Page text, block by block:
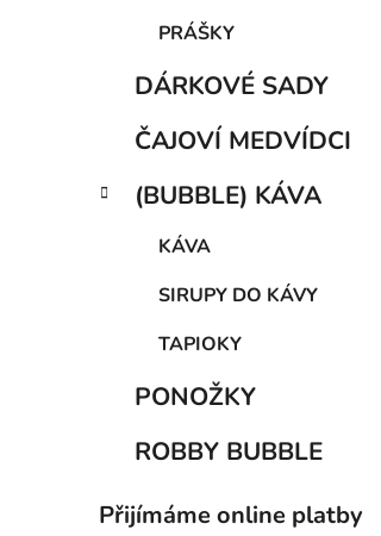
PRÁŠKY
DÁRKOVÉ SADY
ČAJOVÍ MEDVÍDCI
(BUBBLE) KÁVA
KÁVA
SIRUPY DO KÁVY
TAPIOKY
PONOŽKY
ROBBY BUBBLE
Přijímáme online platby